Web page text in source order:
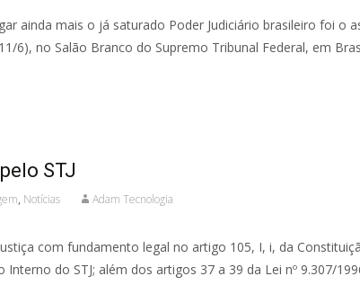
ainda mais o já saturado Poder Judiciário brasileiro foi o
6), no Salão Branco do Supremo Tribunal Federal, em
STJ
, Notícias Adam Tecnologia
com fundamento legal no artigo 105, I, i, da
do STJ; além dos artigos 37 a 39 da Lei nº 9.307/